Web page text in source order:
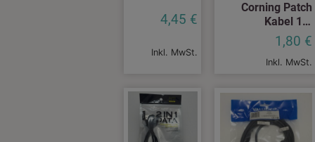
4,45 €
Inkl. MwSt.
Corning Patch
Kabel 1m
CCADNF-D1002-
A010-T0
1,80 €
Inkl. MwSt.